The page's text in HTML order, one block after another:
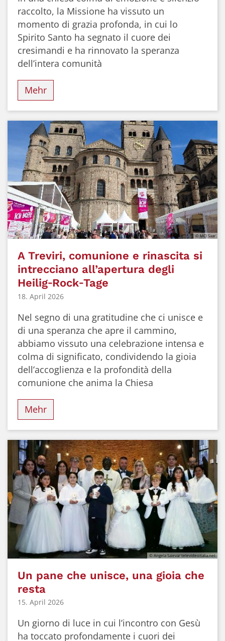
raccolto, la Missione ha vissuto un
momento di grazia profonda, in cui lo
Spirito Santo ha segnato il cuore dei
cresimandi e ha rinnovato la speranza
dell’intera comunità
Mehr
© MCI Saar
A Treviri, comunione e rinascita si
intrecciano all’apertura degli
Heilig‑Rock‑Tage
18. April 2026
Nel segno di una gratitudine che ci unisce e
di una speranza che apre il cammino,
abbiamo vissuto una celebrazione intensa e
colma di significato, condividendo la gioia
dell’accoglienza e la profondità della
comunione che anima la Chiesa
Mehr
© Angela Saieva/ televideoitalia.net
Un pane che unisce, una gioia che
resta
15. April 2026
Un giorno di luce in cui l’incontro con Gesù
ha toccato profondamente i cuori dei